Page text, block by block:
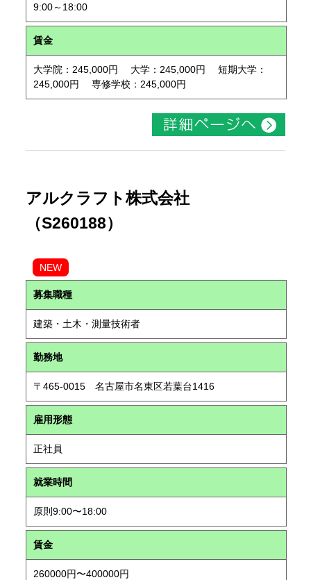
9:00～18:00
賃金
大学院：245,000円 大学：245,000円 短期大学：
245,000円 専修学校：245,000円
アルクラフト株式会社
（S260188）
NEW
募集職種
建築・土木・測量技術者
勤務地
〒465-0015 名古屋市名東区若葉台1416
雇用形態
正社員
就業時間
原則9:00〜18:00
賃金
260000円〜400000円